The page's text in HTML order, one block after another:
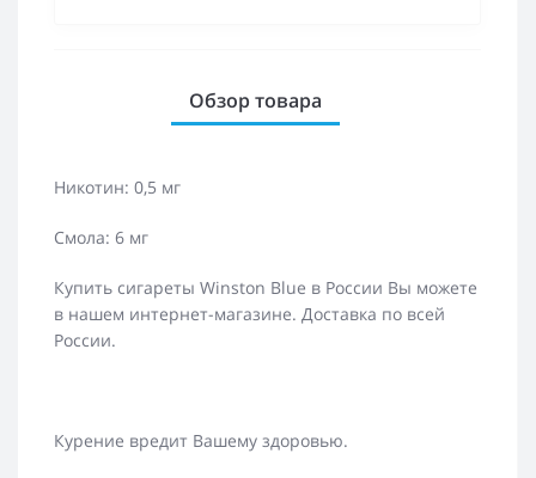
Обзор товара
Никотин: 0,5 мг
Смола: 6 мг
Купить сигареты Winston Blue в России Вы можете
в нашем интернет-магазине. Доставка по всей
России.
Курение вредит Вашему здоровью.